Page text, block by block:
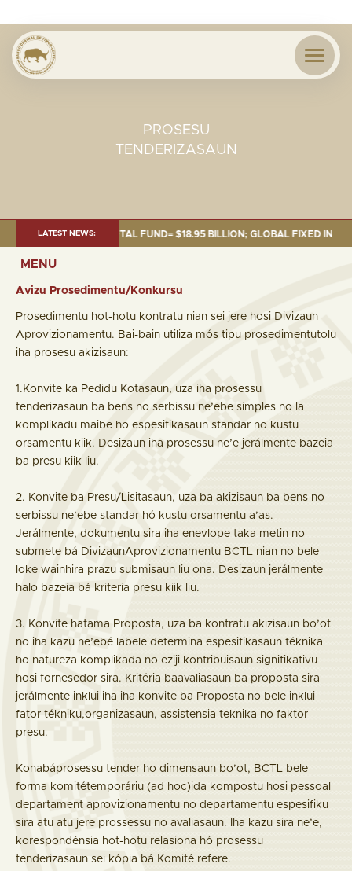
PROSESU
TENDERIZASAUN
LATEST NEWS:
30 SEP. 2025: TOTAL FUND= $18.95 BILLION; GLOBAL FIXED
MENU
Avizu Prosedimentu/Konkursu
Prosedimentu hot-hotu kontratu nian sei jere hosi Divizaun
Aprovizionamentu. Bai-bain utiliza mós tipu prosedimentutolu
iha prosesu akizisaun:
1.Konvite ka Pedidu Kotasaun, uza iha prosessu
tenderizasaun ba bens no serbissu ne’ebe simples no la
komplikadu maibe ho espesifikasaun standar no kustu
orsamentu kiik. Desizaun iha prosessu ne’e jerálmente bazeia
ba presu kiik liu.
2. Konvite ba Presu/Lisitasaun, uza ba akizisaun ba bens no
serbissu ne’ebe standar hó kustu orsamentu a’as.
Jerálmente, dokumentu sira iha enevlope taka metin no
submete bá DivizaunAprovizionamentu BCTL nian no bele
loke wainhira prazu submisaun liu ona. Desizaun jerálmente
halo bazeia bá kriteria presu kiik liu.
3. Konvite hatama Proposta, uza ba kontratu akizisaun bo’ot
no iha kazu ne’ebé labele determina espesifikasaun téknika
ho natureza komplikada no eziji kontribuisaun signifikativu
hosi fornesedor sira. Kritéria baavaliasaun ba proposta sira
jerálmente inklui iha iha konvite ba Proposta no bele inklui
fator tékniku,organizasaun, assistensia teknika no faktor
presu.
Konabáprosessu tender ho dimensaun bo’ot, BCTL bele
forma komitétemporáriu (ad hoc)ida kompostu hosi pessoal
departament aprovizionamentu no departamentu espesifiku
sira atu atu jere prossessu no avaliasaun. Iha kazu sira ne’e,
korespondénsia hot-hotu relasiona hó prosessu
tenderizasaun sei kópia bá Komité refere.